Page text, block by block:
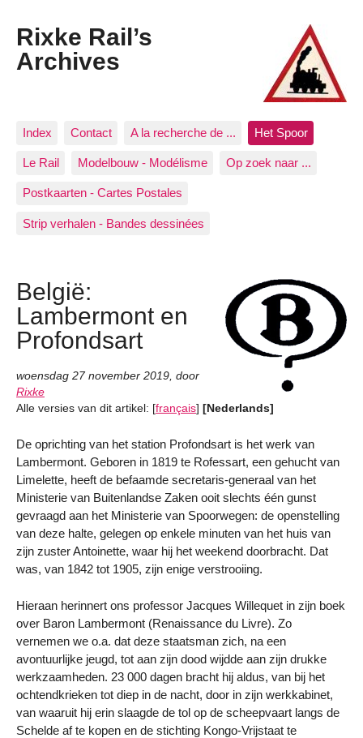
Rixke Rail’s
Archives
Index Contact A la recherche de ... Het Spoor
Le Rail Modelbouw - Modélisme Op zoek naar ...
Postkaarten - Cartes Postales
Strip verhalen - Bandes dessinées
België:
Lambermont en
Profondsart
woensdag 27 november 2019, door
Rixke
Alle versies van dit artikel: [français] [Nederlands]
De oprichting van het station Profondsart is het werk van
Lambermont. Geboren in 1819 te Rofessart, een gehucht van
Limelette, heeft de befaamde secretaris-generaal van het
Ministerie van Buitenlandse Zaken ooit slechts één gunst
gevraagd aan het Ministerie van Spoorwegen: de openstelling
van deze halte, gelegen op enkele minuten van het huis van
zijn zuster Antoinette, waar hij het weekend doorbracht. Dat
was, van 1842 tot 1905, zijn enige verstrooiing.
Hieraan herinnert ons professor Jacques Willequet in zijn boek
over Baron Lambermont (Renaissance du Livre). Zo
vernemen we o.a. dat deze staatsman zich, na een
avontuurlijke jeugd, tot aan zijn dood wijdde aan zijn drukke
werkzaamheden. 23 000 dagen bracht hij aldus, van bij het
ochtendkrieken tot diep in de nacht, door in zijn werkkabinet,
van waaruit hij erin slaagde de tol op de scheepvaart langs de
Schelde af te kopen en de stichting Kongo-Vrijstaat te